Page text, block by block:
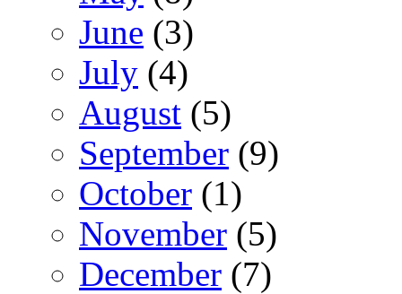
June (3)
July (4)
August (5)
September (9)
October (1)
November (5)
December (7)